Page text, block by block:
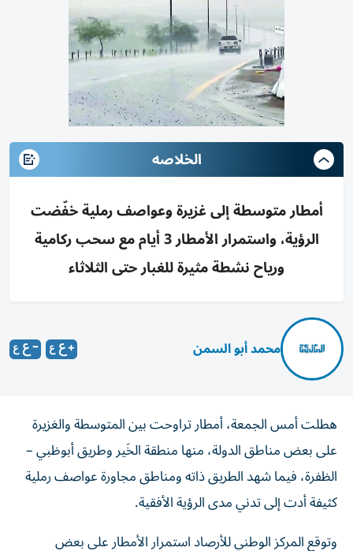
الخلاصه
أمطار متوسطة إلى غزيرة وعواصف رملية خفّضت
الرؤية، واستمرار الأمطار 3 أيام مع سحب ركامية
ورياح نشطة مثيرة للغبار حتى الثلاثاء
محمد أبو السمن
هطلت أمس الجمعة، أمطار تراوحت بين المتوسطة والغزيرة
على بعض مناطق الدولة، منها منطقة الخَير وطريق أبوظبي –
الظفرة، فيما شهد الطريق ذاته ومناطق مجاورة عواصف رملية
كثيفة أدت إلى تدني مدى الرؤية الأفقية.
وتوقع المركز الوطني للأرصاد استمرار الأمطار على بعض